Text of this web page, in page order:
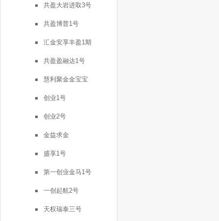
共盈大岩进取3号
共盈博普1号
汇金安享丰盈1期
共盈盈融达1号
慧利聚金金宝宝
创业1号
创业2号
金益求金
盛享1号
第一创业金马1号
一创起航2号
天权瑞泰三号